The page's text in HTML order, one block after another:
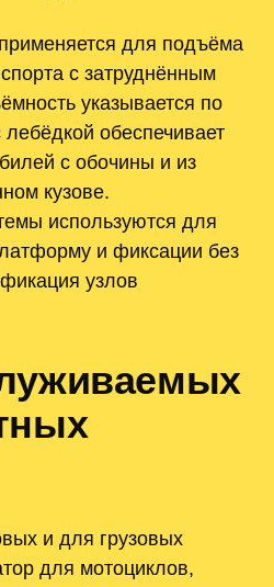
для подъёма
с затруднённым
указывается по
обеспечивает
с обочины и из
кузове.
используются для
и фиксации без
узлов
и для грузовых
для мотоциклов,